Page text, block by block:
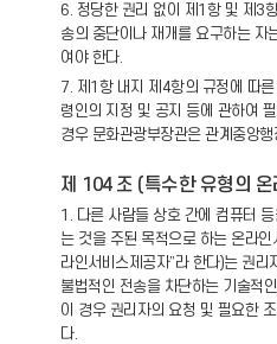
6. 정당한 권리 없이 제1항 및 제3
송의 중단이나 재개를 요구하는 자
여야 한다.
7. 제1항 내지 제4항의 규정에 따
령인의 지정 및 공지 등에 관하여
경우 문화관광부장관은 관계중앙
제 104 조 (특수한 유형의
1. 다른 사람들 상호 간에 컴퓨터
는 것을 주된 목적으로 하는 온라
라인서비스제공자”라 한다)는 권
불법적인 전송을 차단하는 기술적
이 경우 권리자의 요청 및 필요한
다.